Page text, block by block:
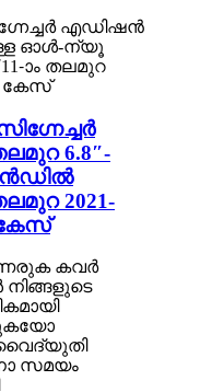
6.8″-
2021-
കേസ്
കവർ
സമയം